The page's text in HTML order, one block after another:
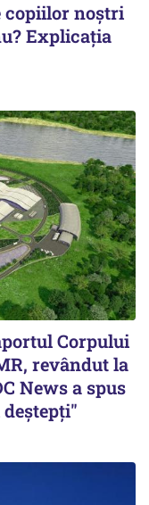
copiilor noștri
Explicația
Corpului
revândut la
News a spus